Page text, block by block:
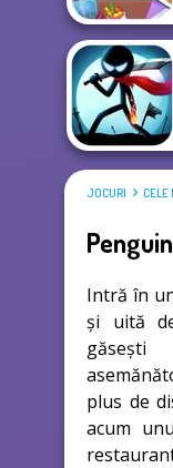
JOCURI CELE
Intră în
și uită
plus de
acum